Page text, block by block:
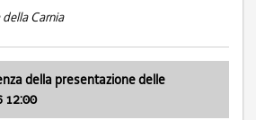
Carnia
della presentazione delle
12:00